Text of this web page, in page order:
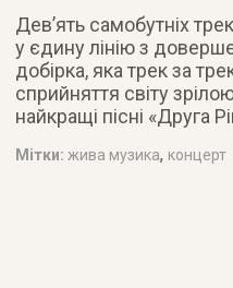
Дев’ять самобутніх
у єдину лінію з
добірка, яка трек за
сприйняття світу
найкращі пісні «Друга
Мітки: жива музика, концерт